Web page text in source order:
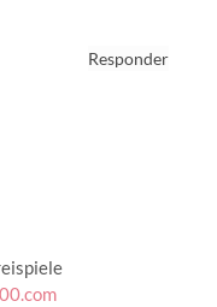
Responder